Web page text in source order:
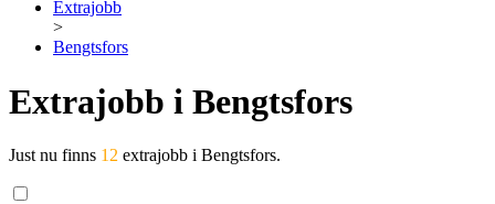
Extrajobb
>
Bengtsfors
Extrajobb i Bengtsfors
Just nu finns 12 extrajobb i Bengtsfors.